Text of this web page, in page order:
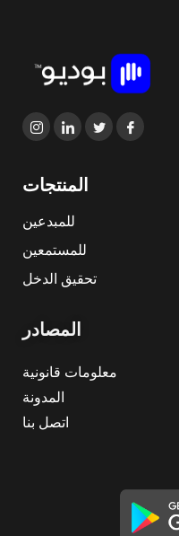
المنتجات
للمبدعين
للمستمعين
تحقيق الدخل
المصادر
معلومات قانونية
المدونة
اتصل بنا